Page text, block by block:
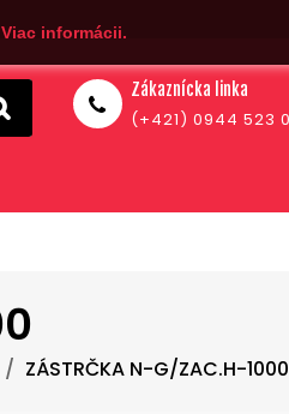
Viac informácii.
Zákaznícka linka
(+421) 0944 523
ZÁSTRČKA N-G/ZAC.H-1000